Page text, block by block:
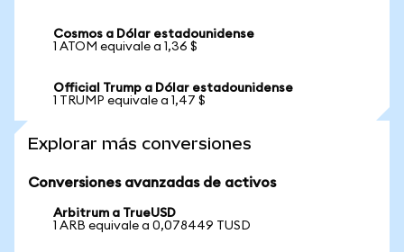
Cosmos a Dólar estadounidense
1 ATOM equivale a 1,36 $
Official Trump a Dólar estadounidense
1 TRUMP equivale a 1,47 $
Explorar más conversiones
Conversiones avanzadas de activos
Arbitrum a TrueUSD
1 ARB equivale a 0,078449 TUSD